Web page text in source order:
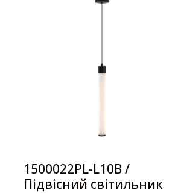
1500022PL-L10B /
Підвісний світильник